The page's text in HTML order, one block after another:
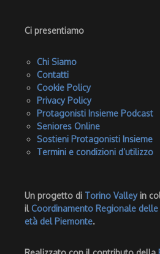
Ci presentiamo
Chi Siamo
Contatti
Cookie Policy
Privacy Policy
Protagonisti Insieme Podcast
Seniores Online
Sostieni Protagonisti Insieme
Termini e condizioni d’utilizzo
Un progetto di Torino Valleyin
ilCoordinamento Regionale
età del Piemonte.